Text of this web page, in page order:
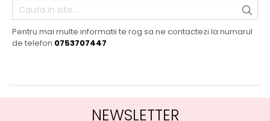
Pentru mai multe informatii te rog sa ne contactezi la numarul
de telefon 0753707447
NEWSLETTER